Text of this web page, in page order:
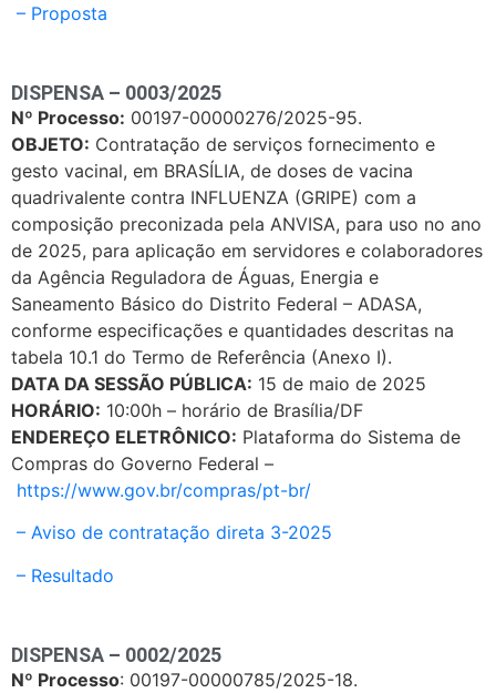
– Proposta
DISPENSA – 0003/2025
Nº Processo: 00197-00000276/2025-95.
OBJETO: Contratação de serviços fornecimento e
gesto vacinal, em BRASÍLIA, de doses de vacina
quadrivalente contra INFLUENZA (GRIPE) com a
composição preconizada pela ANVISA, para uso no ano
de 2025, para aplicação em servidores e colaboradores
da Agência Reguladora de Águas, Energia e
Saneamento Básico do Distrito Federal – ADASA,
conforme especificações e quantidades descritas na
tabela 10.1 do Termo de Referência (Anexo I).
DATA DA SESSÃO PÚBLICA: 15 de maio de 2025
HORÁRIO: 10:00h – horário de Brasília/DF
ENDEREÇO ELETRÔNICO: Plataforma do Sistema de
Compras do Governo Federal –
https://www.gov.br/compras/pt-br/
– Aviso de contratação direta 3-2025
– Resultado
DISPENSA – 0002/2025
Nº Processo: 00197-00000785/2025-18.